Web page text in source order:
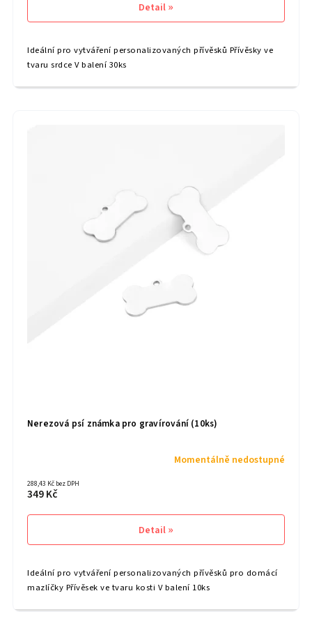
Detail
Ideální pro vytváření personalizovaných přívěsků Přívěsky ve
tvaru srdce V balení 30ks
Nerezová psí známka pro gravírování (10ks)
Momentálně nedostupné
288,43 Kč bez DPH
349 Kč
Detail
Ideální pro vytváření personalizovaných přívěsků pro domácí
mazlíčky Přívěsek ve tvaru kosti V balení 10ks